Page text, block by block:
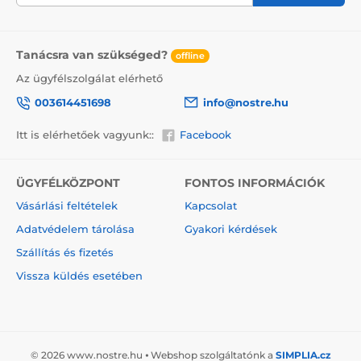
(poliészter és pamut keveréke).
A nyomtatás modern plotterekkel történik, amelyek
biztosítják a színtelítettséget (12-16 menet, tinta
sűrűsége 200).
Sűrűen elhelyezkedő csatok.
Azonnali felakasztás lehetősége (a függönyök hátul
Tanácsra van szükséged? offline
Az ügyfélszolgálat elérhető
003614451698
info@nostre.hu
Itt is elérhetőek vagyunk:: Facebook
ÜGYFÉLKÖZPONT
Vásárlási feltételek
Adatvédelem tárolása
Szállítás és fizetés
Vissza küldés esetében
FONTOS INFORMÁCIÓK
Kapcsolat
Gyakori kérdések
© 2026 www.nostre.hu ⦁ Webshop szolgáltatónk a SIMPLIA.cz